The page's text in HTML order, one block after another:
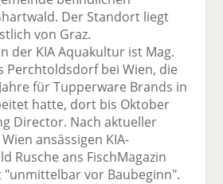
Der Standort liegt
von Graz.
der KIA Aquakultur ist Mag.
Perchtoldsdorf bei Wien, die
für Tupperware Brands in
hatte, dort bis Oktober
Director. Nach aktueller
ansässigen KIA-
Rusche ans FischMagazin
"unmittelbar vor Baubeginn".